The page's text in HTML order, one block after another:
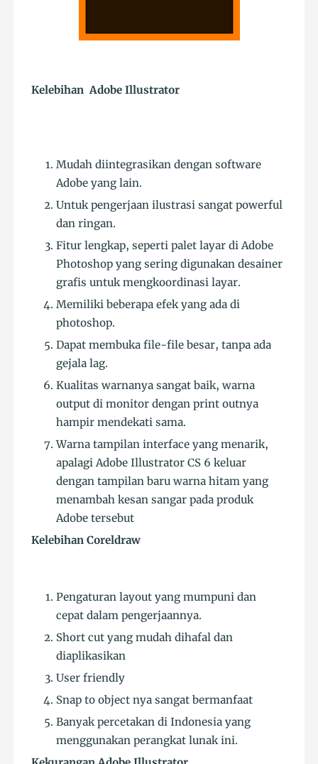
Kelebihan Adobe Illustrator
Mudah diintegrasikan dengan software
Adobe yang lain.
Untuk pengerjaan ilustrasi sangat powerful
dan ringan.
Fitur lengkap, seperti palet layar di Adobe
Photoshop yang sering digunakan desainer
grafis untuk mengkoordinasi layar.
Memiliki beberapa efek yang ada di
photoshop.
Dapat membuka file-file besar, tanpa ada
gejala lag.
Kualitas warnanya sangat baik, warna
output di monitor dengan print outnya
hampir mendekati sama.
Warna tampilan interface yang menarik,
apalagi Adobe Illustrator CS 6 keluar
dengan tampilan baru warna hitam yang
menambah kesan sangar pada produk
Adobe tersebut
Kelebihan Coreldraw
Pengaturan layout yang mumpuni dan
cepat dalam pengerjaannya.
Short cut yang mudah dihafal dan
diaplikasikan
User friendly
Snap to object nya sangat bermanfaat
Banyak percetakan di Indonesia yang
menggunakan perangkat lunak ini.